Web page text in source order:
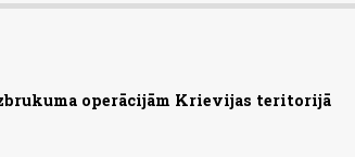
operācijām Krievijas teritorijā